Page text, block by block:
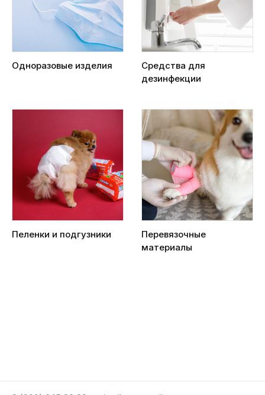
Одноразовые изделия
Средства для
дезинфекции
Пеленки и подгузники
Перевязочные
материалы